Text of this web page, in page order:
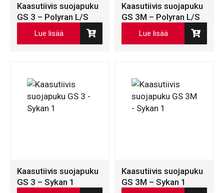
Kaasutiivis suojapuku
GS 3 – Polyran L/S
Lue lisää
Kaasutiivis suojapuku
GS 3M – Polyran L/S
Lue lisää
Kaasutiivis suojapuku
GS 3 – Sykan 1
Kaasutiivis suojapuku
GS 3M – Sykan 1